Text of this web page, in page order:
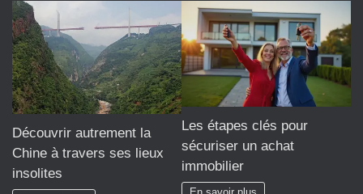
Découvrir autrement la
Chine à travers ses lieux
insolites
Les étapes clés pour
sécuriser un achat
immobilier